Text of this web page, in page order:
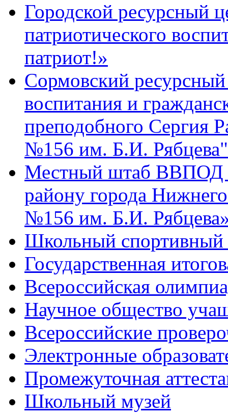
Городской ресурсный
патриотического
патриот!»
Сормовский
воспитания и
преподобного
№156 им. Б.И. Рябцева"
Местный штаб ВВПОД
району города
№156 им. Б.И.
Школьный
Государственная
Всероссийская
Научное общество
Всероссийские
Электронные
Промежуточная
Школьный музей